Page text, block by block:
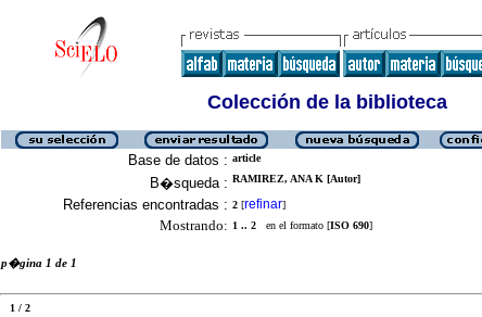
Colección de la biblioteca
Base de datos : article
B�squeda : RAMIREZ, ANA K [Autor]
Referencias encontradas : 2 [refinar]
Mostrando: 1 .. 2 en el formato [ISO 690]
p�gina 1 de 1
1 / 2